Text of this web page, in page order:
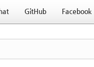
GitHub Facebook